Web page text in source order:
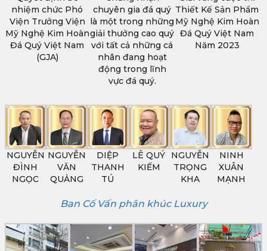
nhiệm chức Phó
Viện Trưởng Viện
Mỹ Nghệ Kim Hoàn
Đá Quý Việt Nam
(GJA)
chuyên gia đá quý
là một trong những
giải thưởng cao quý
với tất cả những cá
nhân đang hoạt
động trong lĩnh
vực đá quý.
Thiết Kế Sản Phẩm
Mỹ Nghệ Kim Hoàn
Đá Quý Việt Nam
Năm 2023
NGUYỄN
ĐÌNH
NGỌC
NGUYỄN
VĂN
QUẢNG
DIỆP
THANH
TÚ
LÊ QUÝ
KIẾM
NGUYỄN
TRỌNG
KHA
NINH
XUÂN
MẠNH
Ban Cố Vấn phân khúc Luxury